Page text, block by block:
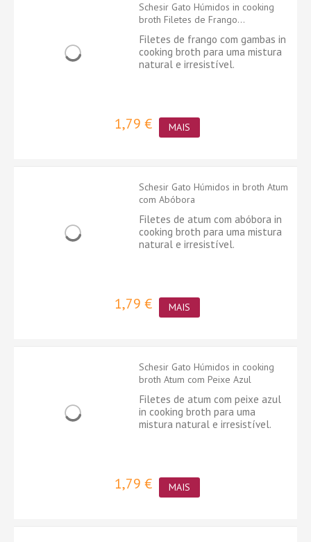
Schesir Gato Húmidos in cooking
broth Filetes de Frango...
Filetes de frango com gambas in
cooking broth para uma mistura
natural e irresistível.
1,79 € MAIS
Schesir Gato Húmidos in broth Atum
com Abóbora
Filetes de atum com abóbora in
cooking broth para uma mistura
natural e irresistível.
1,79 € MAIS
Schesir Gato Húmidos in cooking
broth Atum com Peixe Azul
Filetes de atum com peixe azul
in cooking broth para uma
mistura natural e irresistível.
1,79 € MAIS